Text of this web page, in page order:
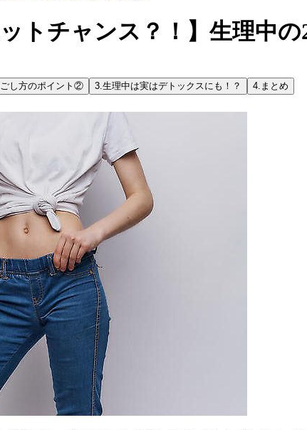
トチャンス？！】生理中
し方のポイント② 3.生理中は実はデトックスにも！？ 4. まとめ